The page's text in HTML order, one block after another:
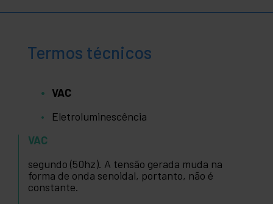
Termos técnicos
VAC
Eletroluminescência
VAC
segundo (50hz). A tensão gerada muda na
forma de onda senoidal, portanto, não é
constante.